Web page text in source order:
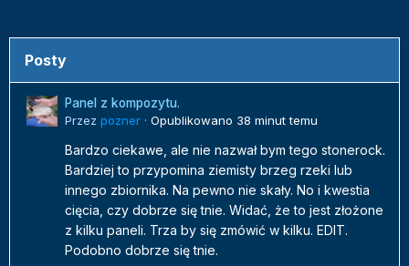
Posty
Panel z kompozytu.
Przez pozner · Opublikowano 38 minut temu
Bardzo ciekawe, ale nie nazwał bym tego stonerock.
Bardziej to przypomina ziemisty brzeg rzeki lub
innego zbiornika. Na pewno nie skały. No i kwestia
cięcia, czy dobrze się tnie. Widać, że to jest złożone
z kilku paneli. Trza by się zmówić w kilku. EDIT.
Podobno dobrze się tnie.